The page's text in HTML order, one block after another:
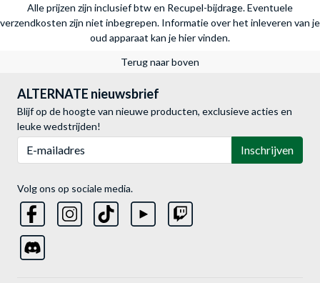
Alle prijzen zijn inclusief btw en Recupel-bijdrage. Eventuele
verzendkosten zijn niet inbegrepen. Informatie over het inleveren van je
oud apparaat kan je hier vinden.
Terug naar boven
ALTERNATE nieuwsbrief
Blijf op de hoogte van nieuwe producten, exclusieve acties en
leuke wedstrijden!
Inschrijven
Volg ons op sociale media.